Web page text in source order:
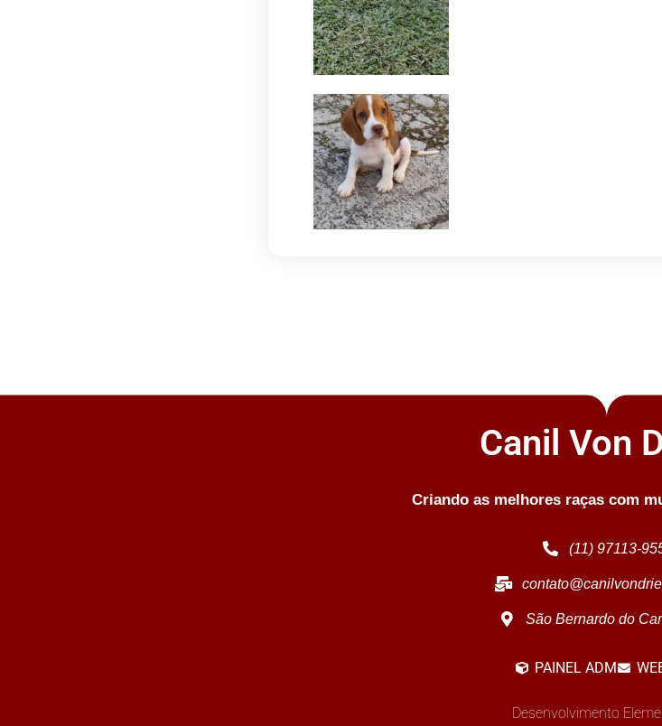
Canil Von
Criando as melhores raças com
(11) 97113-
São Bernardo do
PAINEL ADM
Desenvolvimento